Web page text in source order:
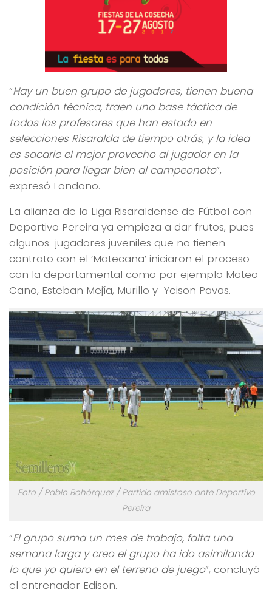
“Hay un buen grupo de jugadores, tienen buena
condición técnica, traen una base táctica de
todos los profesores que han estado en
selecciones Risaralda de tiempo atrás, y la idea
es sacarle el mejor provecho al jugador en la
posición para llegar bien al campeonato”,
expresó Londoño.
La alianza de la Liga Risaraldense de Fútbol con
Deportivo Pereira ya empieza a dar frutos, pues
algunos jugadores juveniles que no tienen
contrato con el ‘Matecaña’ iniciaron el proceso
con la departamental como por ejemplo Mateo
Cano, Esteban Mejía, Murillo y Yeison Pavas.
Foto / Pablo Bohórquez / Partido amistoso ante Deportivo
Pereira
“El grupo suma un mes de trabajo, falta una
semana larga y creo el grupo ha ido asimilando
lo que yo quiero en el terreno de juego”, concluyó
el entrenador Edison.